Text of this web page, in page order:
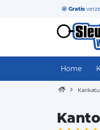
Gratis
Home